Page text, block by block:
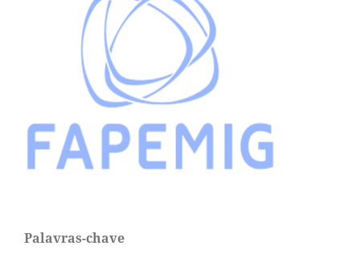
Palavras-chave